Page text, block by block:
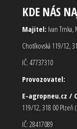
KDE NÁS
Majitel: Ivan Trnka,
Chotíkovská 119/12,
IČ: 47737310
Provozovatel:
E-agropneu.cz /
119/12, 318 00
IČ: 28417089